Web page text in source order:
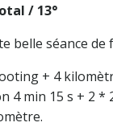
/ 13°
belle séance
+ 4
4 min 15 s + 2 *